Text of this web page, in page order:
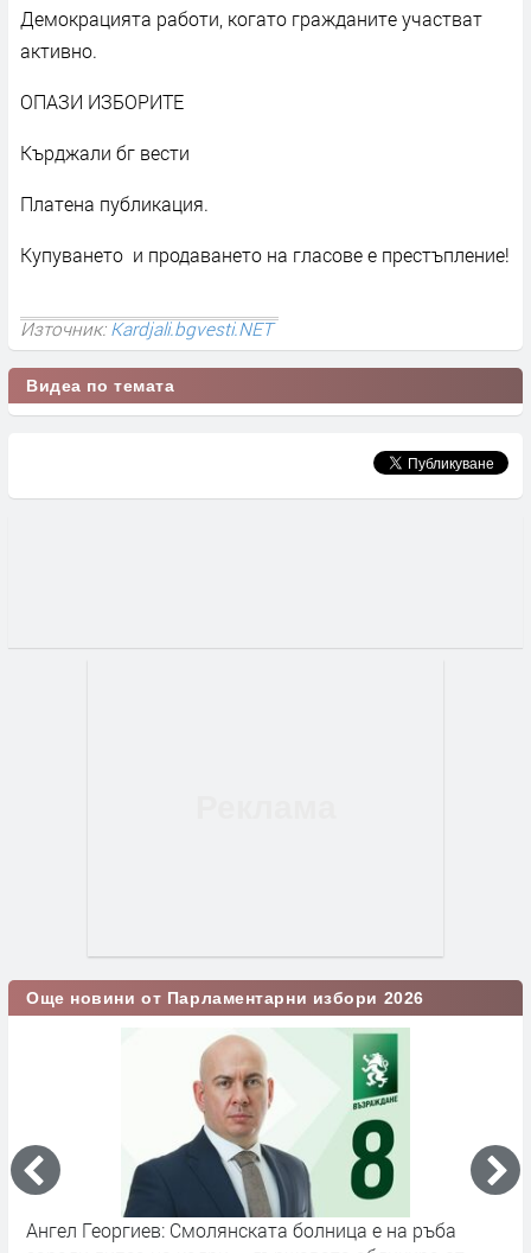
Демокрацията работи, когато гражданите участват
активно.
ОПАЗИ ИЗБОРИТЕ
Кърджали бг вести
Платена публикация.
Купуването и продаването на гласове е престъпление!
Източник:Kardjali.bgvesti.NET
Видеа по темата
Още новини от Парламентарни избори 2026
Ангел Георгиев: Смолянската болница е на ръба